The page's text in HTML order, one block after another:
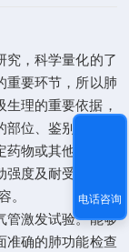
，科学量化的了
要环节，所以肺
的重要依据，
位、鉴别呼吸困
定药物或其他治疗方
度及耐受力、以
。
发试验。能够
准确的肺功能检查
电话咨询